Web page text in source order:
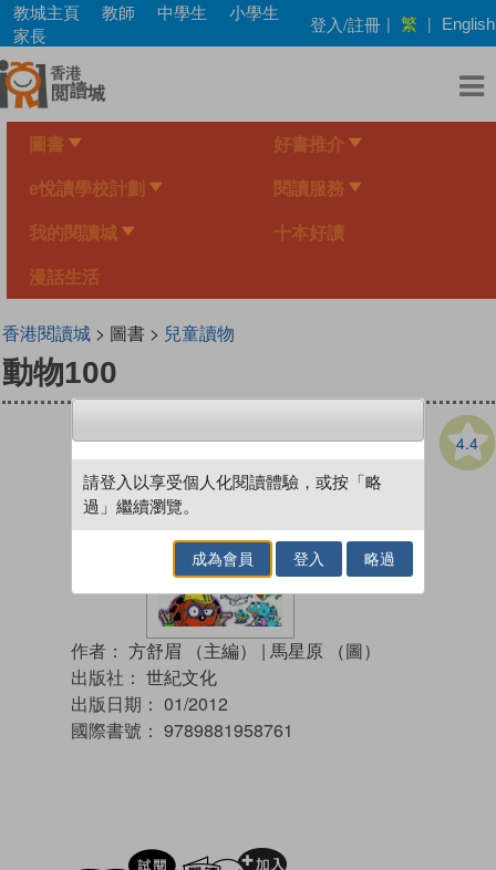
Skip
main
content
教城主頁 教師 中學生
小學生
家長
登入/註冊 | 繁 | English
圖書 好書推介
e悅讀學校計劃 閱讀服務
我的閱讀城 十本好讀
漫話生活
香港閱讀城> 圖書 > 兒童讀物
動物100
4.4
作者： 方舒眉 （主編） | 馬星原 （圖）
出版社： 世紀文化
出版日期： 01/2012
國際書號： 9789881958761
試閲
請登入以享受個人化閱讀體驗，或按「略
過」繼續瀏覽。
成為會員 登入 略過